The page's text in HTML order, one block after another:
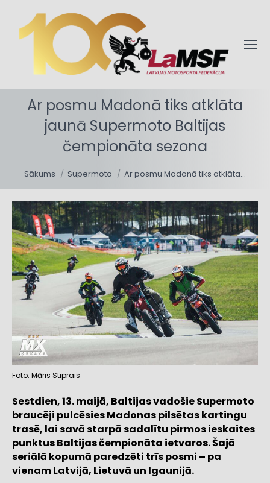
Ar posmu Madonā tiks atklāta
jaunā Supermoto Baltijas
čempionāta sezona
Sākums Supermoto Ar posmu Madonā tiks atklāta…
Foto: Māris Stiprais
Sestdien, 13. maijā, Baltijas vadošie Supermoto
braucēji pulcēsies Madonas pilsētas kartingu
trasē, lai savā starpā sadalītu pirmos ieskaites
punktus Baltijas čempionāta ietvaros. Šajā
seriālā kopumā paredzēti trīs posmi – pa
vienam Latvijā, Lietuvā un Igaunijā.